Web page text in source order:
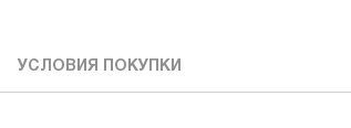
УСЛОВИЯ ПОКУПКИ